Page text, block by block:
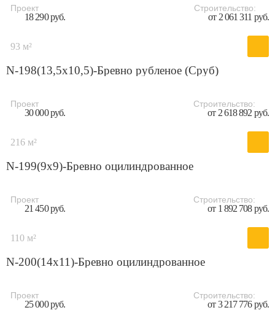
Проект
18 290 руб.
Строительство:
от 2 061 311 руб.
93 м²
N-198(13,5х10,5)-Бревно рубленое (Сруб)
Проект
30 000 руб.
Строительство:
от 2 618 892 руб.
216 м²
N-199(9x9)-Бревно оцилиндрованное
Проект
21 450 руб.
Строительство:
от 1 892 708 руб.
110 м²
N-200(14x11)-Бревно оцилиндрованное
Проект
25 000 руб.
Строительство:
от 3 217 776 руб.